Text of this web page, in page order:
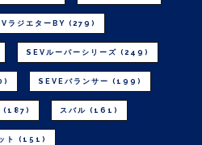
ラジエターBY (279)
SEVルーパーシリーズ (249)
SEVEバランサー (199)
(187) スバル (161)
ト (151)